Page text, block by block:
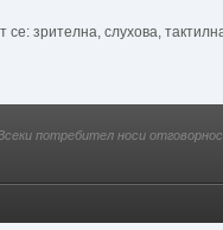
зрителна, слухова,
потребител носи